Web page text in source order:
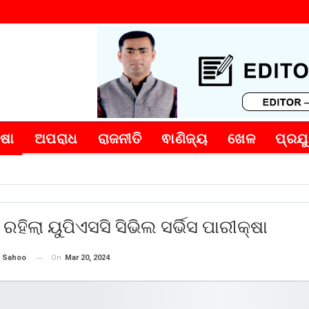
ଅପରାଧ ରାଜନୀତି ଵାଣିଜ୍ୟ ଖେଳ
ୟୁପିଏସସି ସିଭିଲ ସର୍ଭିସ ପାରୀକ୍ଷା
Sahoo On Mar 20, 2024